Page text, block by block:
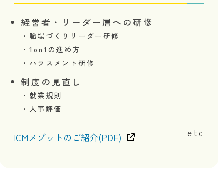
経営者・リーダー層への研修
・職場づくりリーダー研修
・1on1の進め方
・ハラスメント研修
制度の見直し
・就業規則
・人事評価
etc
ICMメゾットのご紹介(PDF)